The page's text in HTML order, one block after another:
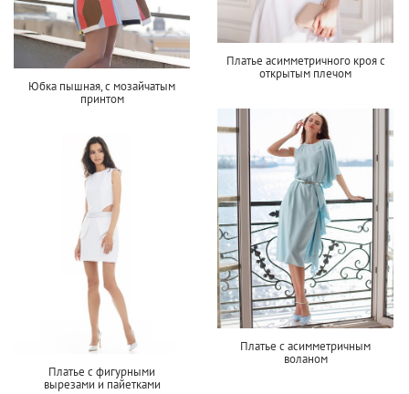
Платье асимметричного кроя с
открытым плечом
Юбка пышная, с мозайчатым
принтом
Платье с асимметричным
воланом
Платье с фигурными
вырезами и пайетками